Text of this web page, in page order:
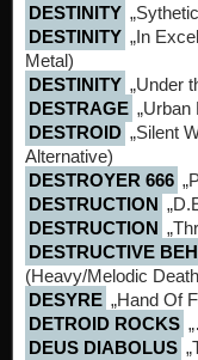
DESTINITY
DESTINITY „In
Metal)
DESTINITY „Under
DESTRAGE „Urban
DESTROID „Silent
Alternative)
DESTROYER 666
DESTRUCTION
DESTRUCTION
DESTRUCTIVE
(Heavy/Melodic
DESYRE „Hand Of
DETROID ROCKS
DEUS DIABOLUS